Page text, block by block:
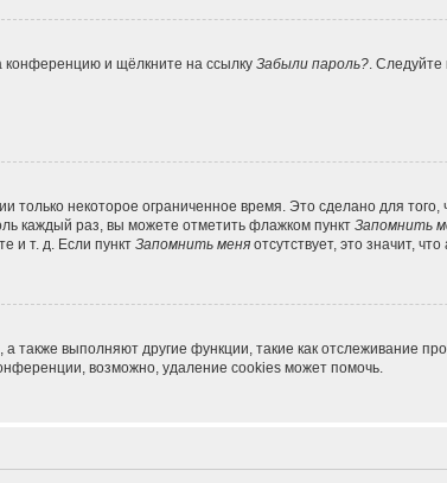
конференцию и щёлкните на ссылку Забыли пароль?. Следуйте
некоторое ограниченное время. Это сделано для того,
каждый раз, вы можете отметить флажком пункт Запомнить
и т. д. Если пункт Запомнить меняотсутствует, это значит,
выполняют другие функции, такие как отслеживание
возможно, удаление cookies может помочь.